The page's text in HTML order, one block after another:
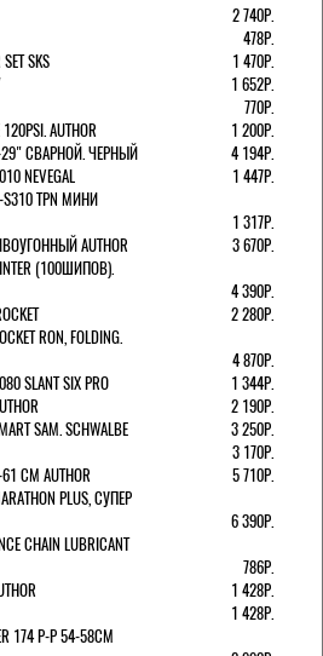
2 740Р.
478Р.
SKS
1 470Р.
1 652Р.
770Р.
AUTHOR
1 200Р.
СВАРНОЙ. ЧЕРНЫЙ
4 194Р.
NEVEGAL
1 447Р.
TPN МИНИ
1 317Р.
AUTHOR
3 670Р.
(100ШИПОВ).
4 390Р.
2 280Р.
RON, FOLDING.
4 870Р.
SLANT SIX PRO
1 344Р.
2 190Р.
SAM. SCHWALBE
3 250Р.
3 170Р.
СМ AUTHOR
5 710Р.
PLUS, СУПЕР
6 390Р.
CHAIN LUBRICANT
786Р.
1 428Р.
1 428Р.
174 Р-Р 54-58СМ